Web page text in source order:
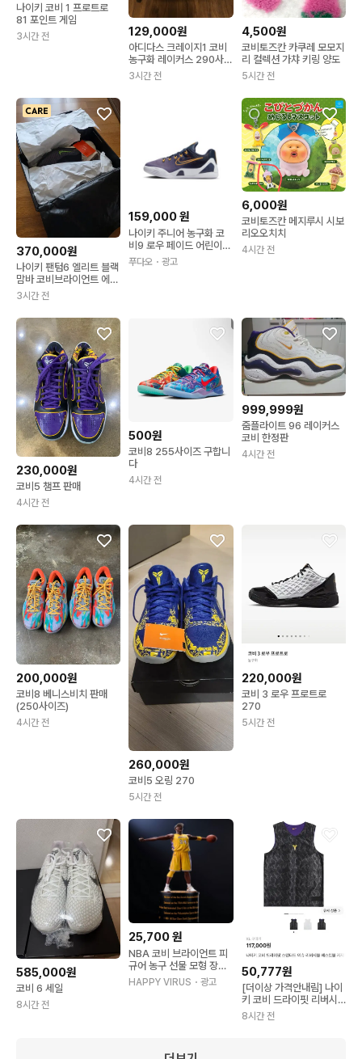
나이키 코비 1 프로트로
81 포인트 게임
3시간 전 129,000원
아디다스 크레이지1 코비
농구화 레이커스 290사이
즈 새상품
3시간 전
4,500원
코비토즈칸 카쿠레 모모지
리 컬렉션 가챠 키링 양도
5시간 전
370,000원
나이키 팬텀6 엘리트 블랙
맘바 코비브라이언트 에디
션 판매합니다.
3시간 전
159,000원
나이키 주니어 농구화 코
비9 로우 페이드 어린이
운동화
푸다오 ・광고
6,000원
코비토즈칸 메지루시 시보
리오오치치
4시간 전
230,000원
코비5 챔프 판매
4시간 전
500원
코비8 255사이즈 구합니
다
4시간 전
999,999원
줌플라이트 96 레이커스
코비 한정판
4시간 전
200,000원
코비8 베니스비치 판매
(250사이즈)
4시간 전
260,000원
코비5 오링 270
5시간 전
220,000원
코비 3 로우 프로트로
270
5시간 전
585,000원
코비 6 세일
8시간 전
25,700원
NBA 코비 브라이언트 피
규어 농구 선물 모형 장식
코비 브라이언트 대형 [약
HAPPY VIRUS ・광고
50,777원
[더이상 가격안내림] 나이
키 코비 드라이핏 리버시
블 농구 저지 XL 급처
8시간 전